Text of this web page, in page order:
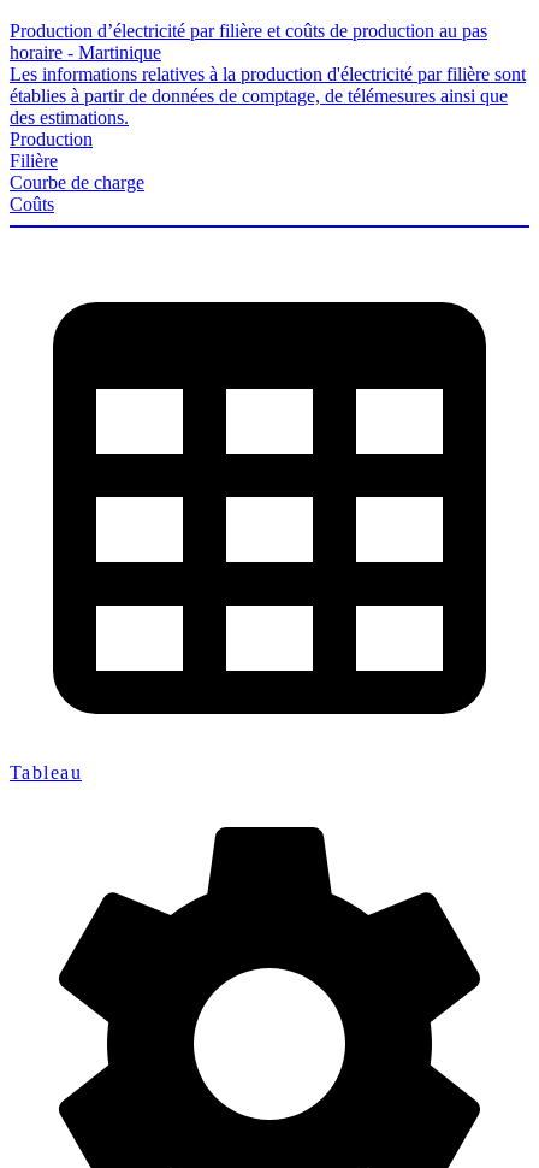
Production d’électricité par filière et coûts de production au pas
horaire - Martinique
Les informations relatives à la production d'électricité par filière sont
établies à partir de données de comptage, de télémesures ainsi que
des estimations.
Production
Filière
Courbe de charge
Coûts
Tableau